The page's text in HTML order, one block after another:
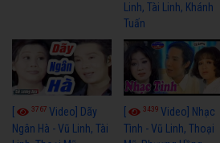
Linh, Tài Linh, Khánh
Tuấn
3767 Video] Dãy
Ngân Hà - Vũ Linh, Tài
3439Video] Nhạc
Tình - Vũ Linh, Thoại